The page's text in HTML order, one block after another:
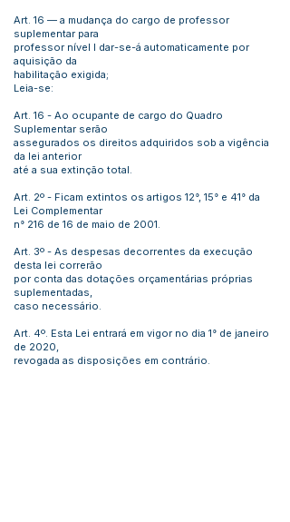
Art. 16 — a mudança do cargo de professor
suplementar para
professor nível I dar-se-á automaticamente por
aquisição da
habilitação exigida;
Leia-se:
Art. 16 - Ao ocupante de cargo do Quadro
Suplementar serão
assegurados os direitos adquiridos sob a vigência
da lei anterior
até a sua extinção total.
Art. 2º - Ficam extintos os artigos 12°, 15° e 41° da
Lei Complementar
n° 216 de 16 de maio de 2001.
Art. 3º - As despesas decorrentes da execução
desta lei correrão
por conta das dotações orçamentárias próprias
suplementadas,
caso necessário.
Art. 4º. Esta Lei entrará em vigor no dia 1° de janeiro
de 2020,
revogada as disposições em contrário.